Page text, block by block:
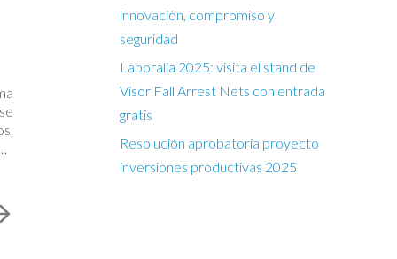
innovación, compromiso y
seguridad
Laboralia 2025: visita el stand de
Visor Fall Arrest Nets con entrada
gratis
Resolución aprobatoria proyecto
inversiones productivas 2025